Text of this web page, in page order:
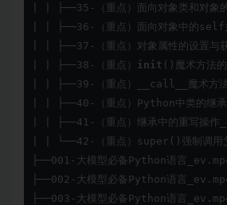
| | ├──35-（重点）面向对象类和对象
| | ├──36-（重点）面向对象中的self
| | ├──37-（重点）对象属性的设置与
| | ├──38-（重点）
init ()魔术方法
| | ├──39-（重点）__call__魔术方法
| | ├──40-（重点）Python中类的继
| | ├──41-（重点）继承中的重写操作
| | └──42-（重点）super()强制调用
├──001-大模型必备Python语言
├──002-大模型必备Python语言
├──003-大模型必备Python语言